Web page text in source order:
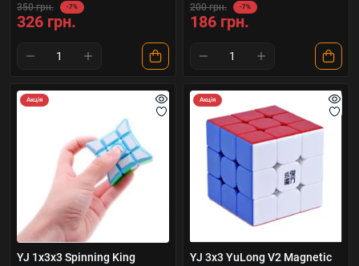
350 грн. -7%
326 грн.
200 грн. -7%
186 грн.
Акція
YJ 1x3x3 Spinning King
Акція
YJ 3x3 YuLong V2 Magnetic